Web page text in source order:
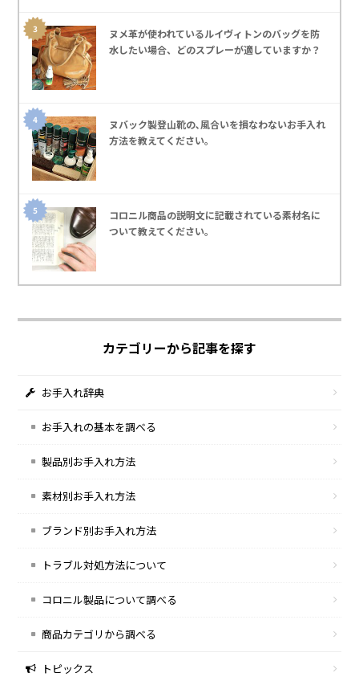
ヌメ革が使われているルイヴィトンのバッグを防
水したい場合、どのスプレーが適していますか？
ヌバック製登山靴の､風合いを損なわないお手入れ
方法を教えてください｡
コロニル商品の説明文に記載されている素材名に
ついて教えてください｡
カテゴリーから記事を探す
お手入れ辞典
お手入れの基本を調べる
製品別お手入れ方法
素材別お手入れ方法
ブランド別お手入れ方法
トラブル対処方法について
コロニル製品について調べる
商品カテゴリから調べる
トピックス